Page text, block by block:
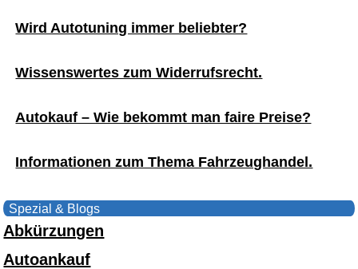
Wird Autotuning immer beliebter?
Wissenswertes zum Widerrufsrecht.
Autokauf – Wie bekommt man faire Preise?
Informationen zum Thema Fahrzeughandel.
Spezial & Blogs
Abkürzungen
Autoankauf